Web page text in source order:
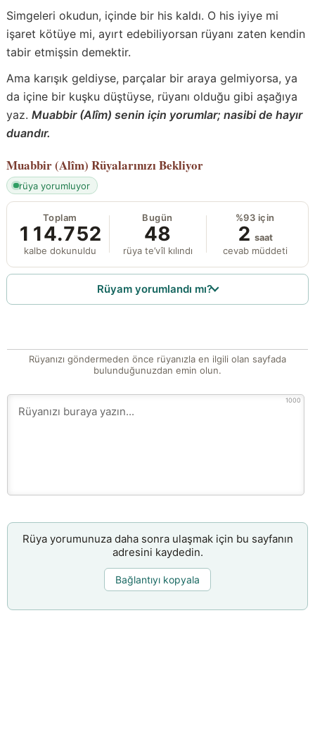
Simgeleri okudun, içinde bir his kaldı. O his iyiye mi
işaret kötüye mi, ayırt edebiliyorsan rüyanı zaten kendin
tabir etmişsin demektir.
Ama karışık geldiyse, parçalar bir araya gelmiyorsa, ya
da içine bir kuşku düştüyse, rüyanı olduğu gibi aşağıya
yaz. Muabbir (Alîm) senin için yorumlar; nasibi de hayır
duandır.
Muabbir (Alîm) Rüyalarınızı Bekliyor
rüya yorumluyor
Toplam
114.752
kalbe dokunuldu
Bugün
48
rüya te’vîl kılındı
%93 için
2 saat
cevab müddeti
Rüyam yorumlandı mı?
Rüyanızı göndermeden önce rüyanızla en ilgili olan sayfada
bulunduğunuzdan emin olun.
1000
Rüya yorumunuza daha sonra ulaşmak için bu sayfanın
adresini kaydedin.
Bağlantıyı kopyala